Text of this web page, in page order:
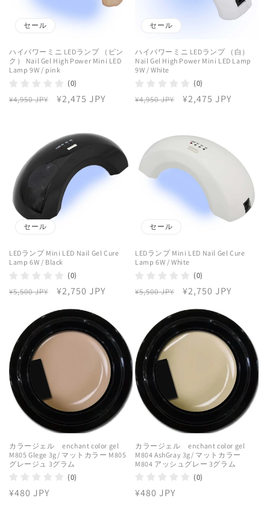
セール
ハイパワーミニ LEDランプ （ピン
ク） Nail Gel High Power Mini LED
Lamp 9W / pink
(0)
通
¥4,950 JPY
セ
価
格
¥2,475 JPY
セール
ハイパワーミニ LEDランプ （白）
Nail Gel High Power Mini LED Lamp
9W / White
(0)
通
¥4,950 JPY
セ
価
¥2,475 JPY
セール
LEDランプ Mini LED Nail Gel Cure
Lamp 6W / Black
(0)
通
格
¥5,500 JPY
セ
ー
ル
価
¥2,750 JPY
セール
LEDランプ Mini LED Nail Gel Cure
Lamp 6W / White
(0)
通
格
¥5,500 JPY
セ
ー
ル
価
¥2,750 JPY
カラージェル enchant color gel
M805 Glege 3g/ マットカラー M805
グレージュ 3グラム
(0)
通
¥480 JPY
カラージェル enchant color gel
M804 AshGray 3g/ マットカラー
M804 アッシュグレー 3グラム
(0)
通
¥480 JPY